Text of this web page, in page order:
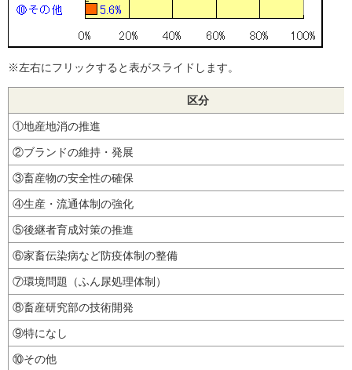
※左右にフリックすると表がスライドします。
区分
①地産地消の推進
②ブランドの維持・発展
③畜産物の安全性の確保
④生産・流通体制の強化
⑤後継者育成対策の推進
⑥家畜伝染病など防疫体制の整備
⑦環境問題（ふん尿処理体制）
⑧畜産研究部の技術開発
⑨特になし
⑩その他